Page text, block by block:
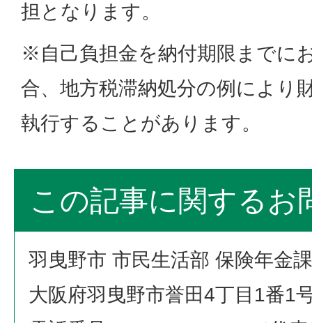
担となります。
※自己負担金を納付期限までに
合、地方税滞納処分の例により
執行することがあります。
この記事に関するお
羽曳野市 市民生活部 保険年金課
大阪府羽曳野市誉田4丁目1番1